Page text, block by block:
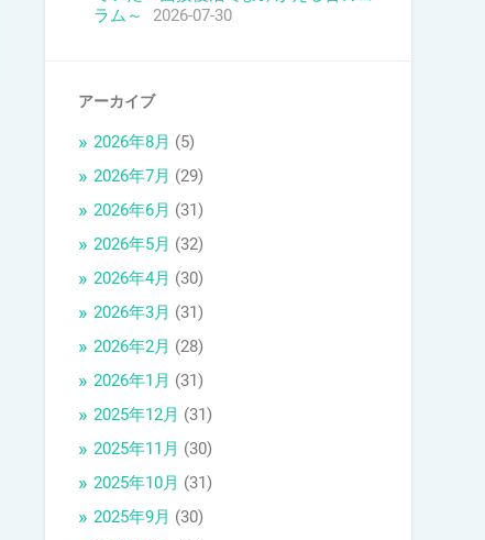
ラム～
2026-07-30
アーカイブ
2026年8月 (5)
2026年7月 (29)
2026年6月 (31)
2026年5月 (32)
2026年4月 (30)
2026年3月 (31)
2026年2月 (28)
2026年1月 (31)
2025年12月 (31)
2025年11月 (30)
2025年10月 (31)
2025年9月 (30)